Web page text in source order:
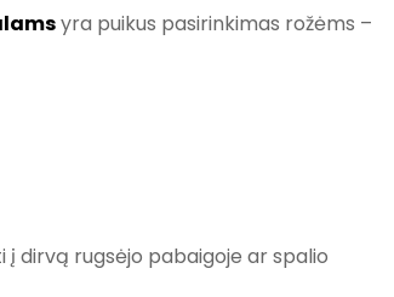
yra puikus pasirinkimas rožėms –
dirvą rugsėjo pabaigoje ar spalio